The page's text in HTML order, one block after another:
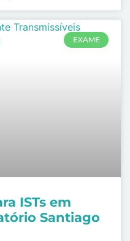
EXAME
ISTs em
Santiago